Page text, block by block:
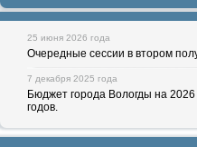
25 июня 2026 года
Очередные сессии в втором
7 декабря 2025 года
Бюджет города Вологды на
годов.